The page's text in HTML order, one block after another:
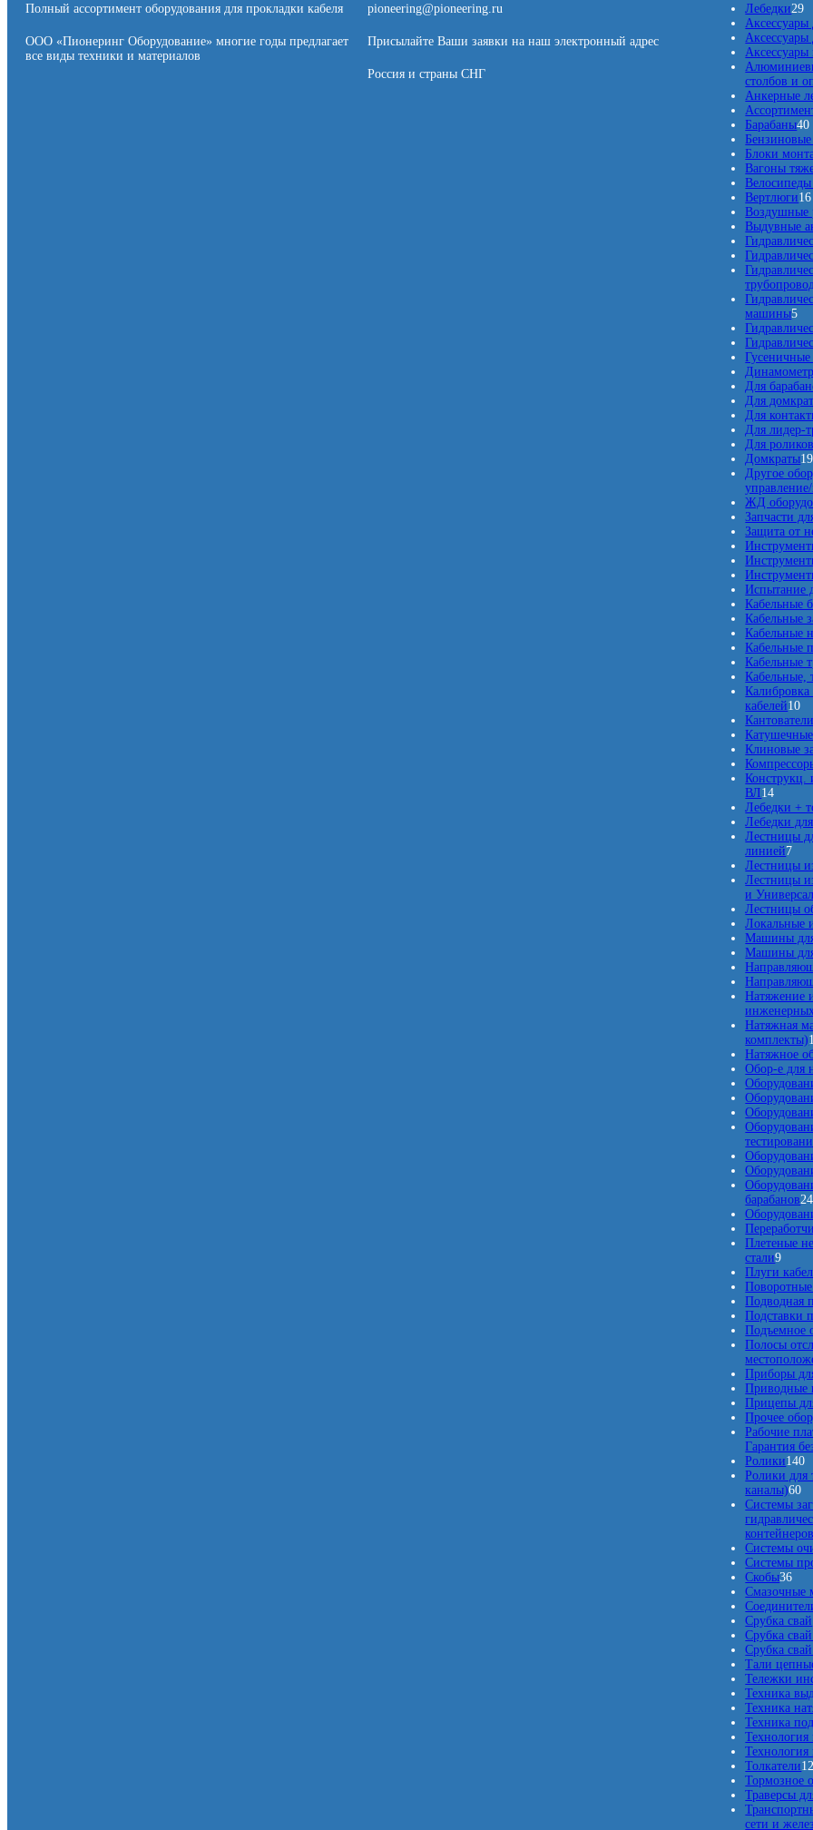
Полный ассортимент оборудования для прокладки кабеля
ООО «Пионеринг Оборудование» многие годы предлагает
все виды техники и материалов
pioneering@pioneering.ru
Присылайте Ваши заявки на наш электронный адрес
Россия и страны СНГ
Лебедки292
9
т
о
в
а
р
о
в
Аксессуары
Аксессуары
столбов и
Анкерные
Барабаны404
в
а
Блоки
Вагоны
Вертлюги161
Воздушные
Выдувные
машины55
т
о
в
а
р
о
в
Для
Для
Для
Для лидер-
Для роликов
Домкраты191
Другое
ЖД
Запчасти
Защита от
Испытание
Кабельные
Кабельные
Кабельные
Кабельные
Кабельные
Кабельные,
Калибровка
кабелей101
0
т
о
в
а
о
в
Клиновые
Конструкц.
ВЛ141
4
т
о
в
а
р
о
в
Лебедки +
Лебедки
Лестницы
линией77
т
о
в
а
р
о
в
Лестницы
Лестницы
и
Лестницы
Локальные
Машины
Машины для
Натяжение
Натяжная
комплекты)
Натяжное
Обор-е для
барабанов242
Плетеные
стали99
т
о
в
а
р
о
в
Плуги
Подводная
Подставки
Подъемное
Полосы
Приборы
Приводные
Прицепы
Прочее
Рабочие
Гарантия
Ролики1401
4
т
о
в
а
р
в
Ролики для
каналы)606
0
т
о
в
а
о
в
Системы
Системы
Системы
Скобы363
6
т
о
в
а
р
о
в
Смазочные
Срубка свай
Срубка
Срубка
Тали
Тележки
Техника
Техника
Техника
Технология
Технология
Толкатели12
Тормозное
Траверсы
сети и